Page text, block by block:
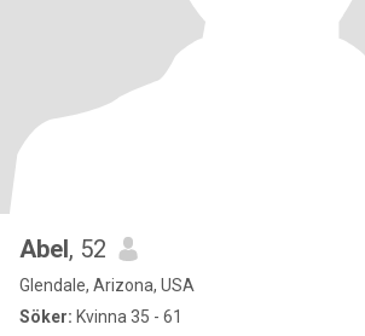
Abel, 52
Glendale, Arizona, USA
Söker: Kvinna 35 - 61